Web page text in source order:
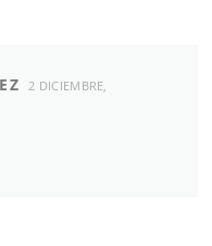
2 DICIEMBRE,